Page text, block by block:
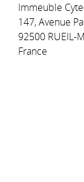
Immeuble
147, Avenue
92500 RUEIL-
France